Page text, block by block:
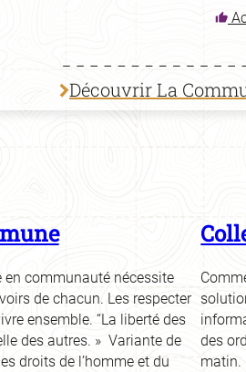
Découvrir La
en communauté nécessite
de chacun. Les respecter
ensemble. “La liberté des
des autres. » Variante de
droits de l’homme et du
des
matin.